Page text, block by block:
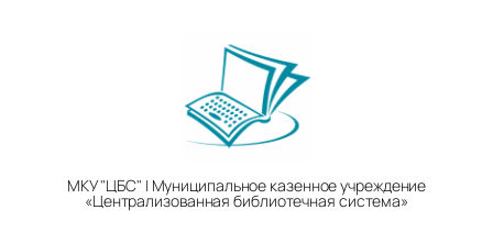
МКУ "ЦБС" | Муниципальное казенное учреждение
«Централизованная библиотечная система»